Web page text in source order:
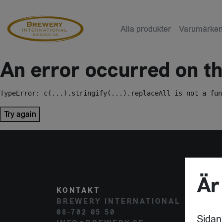
Alla produkter Varumärken
An error occurred on
TypeError: c(...).stringify(...).replaceAll is not a
Try again
KONTAKT
BREWERY INTERNATIONAL
08-702 05 50
120